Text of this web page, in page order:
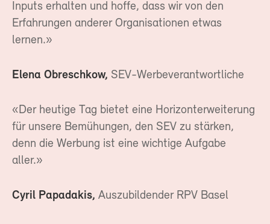
Inputs erhalten und hoffe, dass wir von den
Erfahrungen anderer Organisationen etwas
lernen.»
Elena Obreschkow, SEV-Werbeverantwortliche
«Der heutige Tag bietet eine Horizonterweiterung
für unsere Bemühungen, den SEV zu stärken,
denn die Werbung ist eine wichtige Aufgabe
aller.»
Cyril Papadakis, Auszubildender RPV Basel